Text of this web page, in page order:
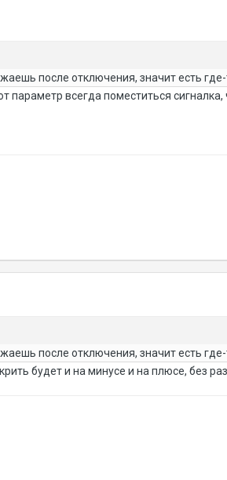
после отключения, значит есть где-
всегда поместиться
после отключения, значит есть где-
будет и на минусе и на плюсе, без